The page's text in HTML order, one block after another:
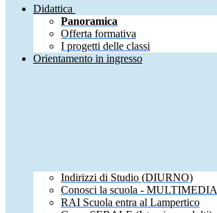
Didattica
Panoramica
Offerta formativa
I progetti delle classi
Orientamento in ingresso
Indirizzi di Studio (DIURNO)
Conosci la scuola - MULTIMEDIA
RAI Scuola entra al Lampertico